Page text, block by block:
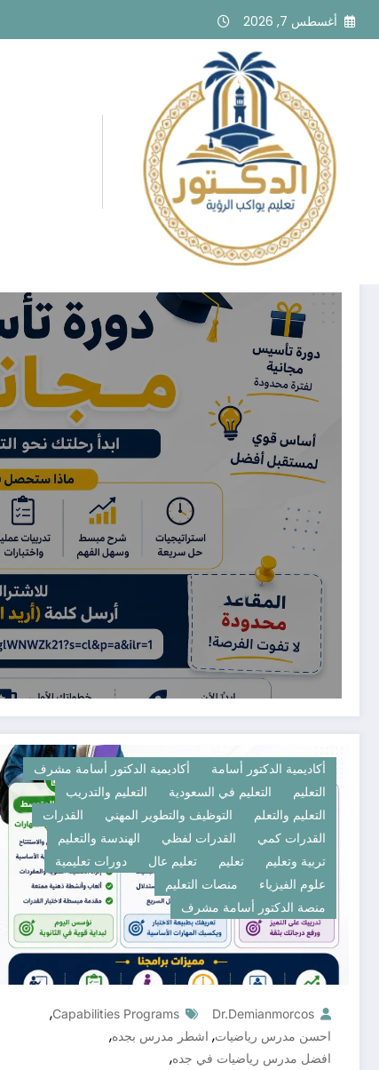
التجاوز
أغسطس 7, 2026
تصنيف: الهندسة والتعليم
أكاديمية الدكتور أسامة
أكاديمية الدكتور أسامة مشرف
التعليم
التعليم في السعودية
التعليم والتدريب
التعليم والتعلم
التوظيف والتطوير المهني
القدرات
القدرات كمي
القدرات لفظي
الهندسة والتعليم
تربية وتعليم
تعليم تعليم عال
دورات تعليمية
علوم الفيزياء
منصات التعليم
منصة الدكتور أسامة مشرف
Dr.demianmorcos
Capabilities Programs
,
احسن مدرس رياضيات, اشطر مدرس بجده,
افضل مدرس رياضيات في جده,